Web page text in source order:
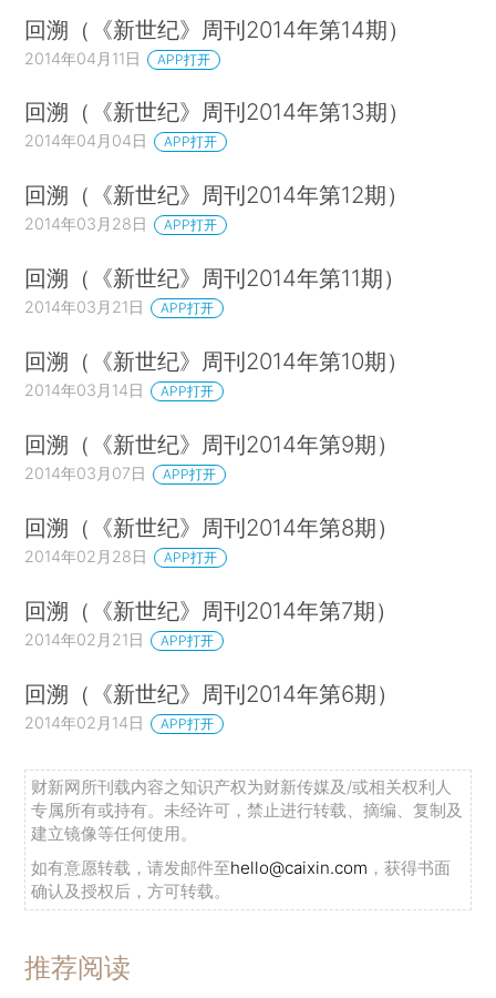
回溯（《新世纪》周刊2014年第14期）
2014年04月11日 APP打开
回溯（《新世纪》周刊2014年第13期）
2014年04月04日 APP打开
回溯（《新世纪》周刊2014年第12期）
2014年03月28日 APP打开
回溯（《新世纪》周刊2014年第11期）
2014年03月21日 APP打开
回溯（《新世纪》周刊2014年第10期）
2014年03月14日 APP打开
回溯（《新世纪》周刊2014年第9期）
2014年03月07日 APP打开
回溯（《新世纪》周刊2014年第8期）
2014年02月28日 APP打开
回溯（《新世纪》周刊2014年第7期）
2014年02月21日 APP打开
回溯（《新世纪》周刊2014年第6期）
2014年02月14日 APP打开
财新网所刊载内容之知识产权为财新传媒及/或相关权利人
专属所有或持有。未经许可，禁止进行转载、摘编、复制及
建立镜像等任何使用。
如有意愿转载，请发邮件至hello@caixin.com ，获得书面
确认及授权后，方可转载。
推荐阅读